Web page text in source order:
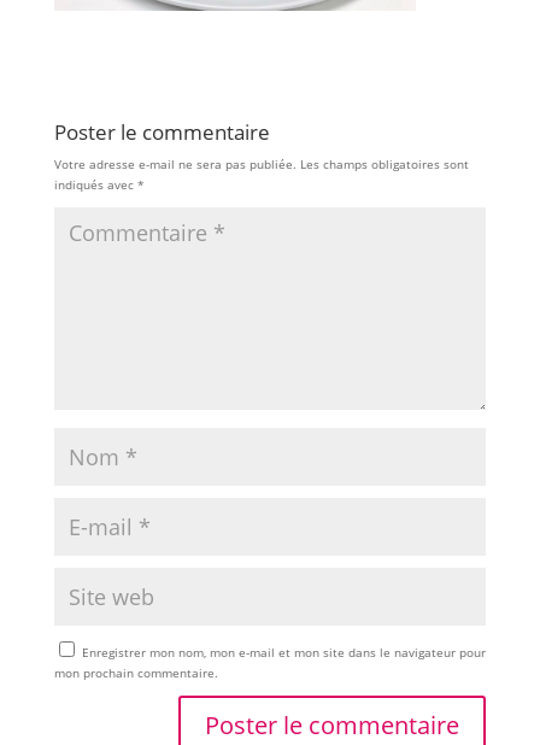
Poster le commentaire
Votre adresse e-mail ne sera pas publiée. Les champs obligatoires sont
indiqués avec *
Enregistrer mon nom, mon e-mail et mon site dans le navigateur pour
mon prochain commentaire.